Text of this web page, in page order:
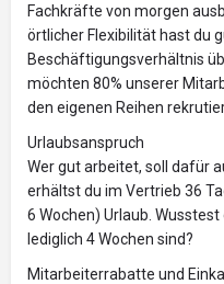
Fachkräfte von morgen
örtlicher Flexibilität hast du
Beschäftigungsverhältnis
möchten 80% unserer
den eigenen Reihen
Urlaubsanspruch
Wer gut arbeitet, soll dafür
erhältst du im Vertrieb 36
6 Wochen) Urlaub.
lediglich 4 Wochen sind?
Mitarbeiterrabatte und